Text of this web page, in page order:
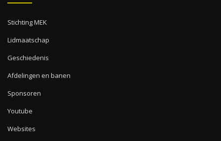
Stichting MEK
Lidmaatschap
Geschiedenis
Afdelingen en banen
Sponsoren
Youtube
Websites